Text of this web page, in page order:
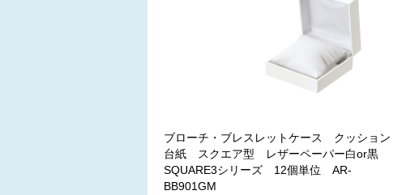
ブローチ・ブレスレットケース クッション
台紙 スクエア型 レザーペーパー白or黒
SQUARE3シリーズ 12個単位 AR-
BB901GM